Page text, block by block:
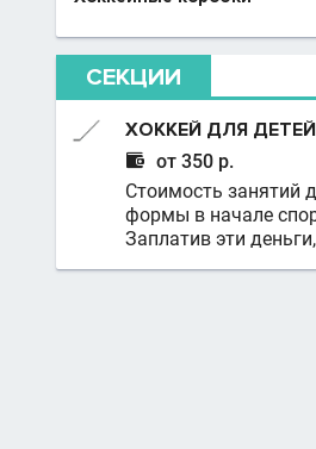
СЕКЦИИ
ХОККЕЙ ДЛЯ

от 350 р.
Стоимость занятий
формы в начале
Заплатив эти